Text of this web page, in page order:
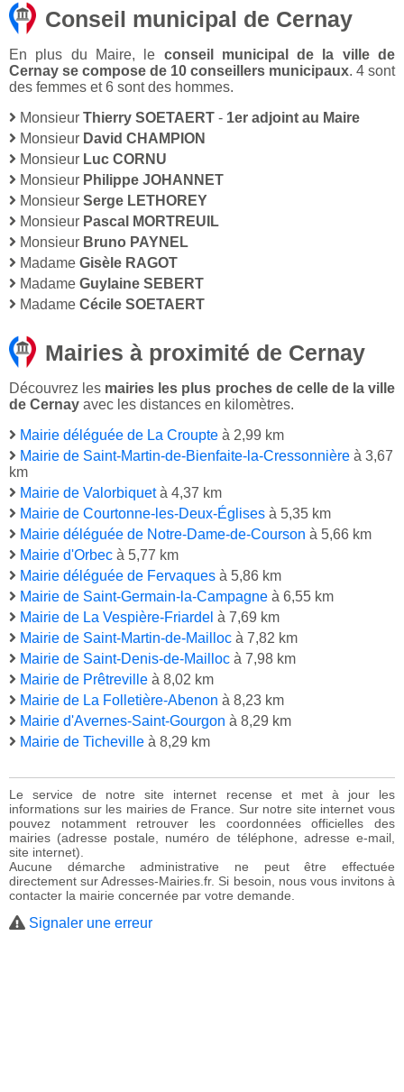
Conseil municipal de Cernay
En plus du Maire, le conseil municipal de la ville de
Cernay se compose de 10 conseillers municipaux. 4 sont
des femmes et 6 sont des hommes.
Monsieur Thierry SOETAERT - 1er adjoint au Maire
Monsieur David CHAMPION
Monsieur Luc CORNU
Monsieur Philippe JOHANNET
Monsieur Serge LETHOREY
Monsieur Pascal MORTREUIL
Monsieur Bruno PAYNEL
Madame Gisèle RAGOT
Madame Guylaine SEBERT
Madame Cécile SOETAERT
Mairies à proximité de Cernay
Découvrez les mairies les plus proches de celle de la ville
de Cernay avec les distances en kilomètres.
Mairie déléguée de La Croupte à 2,99 km
Mairie de Saint-Martin-de-Bienfaite-la-Cressonnière à 3,67
km
Mairie de Valorbiquetà 4,37 km
Mairie de Courtonne-les-Deux-Églises à 5,35 km
Mairie déléguée de Notre-Dame-de-Courson à 5,66 km
Mairie d'Orbec à 5,77 km
Mairie déléguée de Fervaques à 5,86 km
Mairie de Saint-Germain-la-Campagne à 6,55 km
Mairie de La Vespière-Friardel à 7,69 km
Mairie de Saint-Martin-de-Mailloc à 7,82 km
Mairie de Saint-Denis-de-Mailloc à 7,98 km
Mairie de Prêtreville à 8,02 km
Mairie de La Folletière-Abenon à 8,23 km
Mairie d'Avernes-Saint-Gourgon à 8,29 km
Mairie de Ticheville à 8,29 km
Le service de notre site internet recense et met à jour les
informations sur les mairies de France. Sur notre site internet vous
pouvez notamment retrouver les coordonnées officielles des
mairies (adresse postale, numéro de téléphone, adresse e-mail,
site internet).
Aucune démarche administrative ne peut être effectuée
directement sur Adresses-Mairies.fr. Si besoin, nous vous invitons à
contacter la mairie concernée par votre demande.
Signaler une erreur